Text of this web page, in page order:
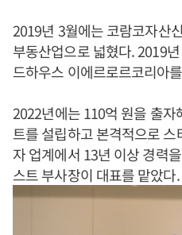
2019년 3월에는 코람코자산
부동산업으로 넓혔다. 2019
드하우스 이에르로르코리아
2022년에는 110억 원을 출
트를 설립하고 본격적으로
자 업계에서 13년 이상 경력
스트 부사장이 대표를 맡았다.